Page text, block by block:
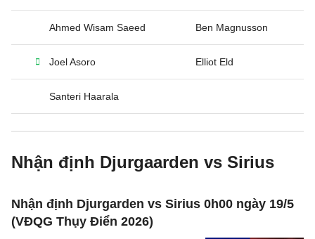
Ahmed Wisam Saeed Ben Magnusson
Joel Asoro Elliot Eld
Santeri Haarala
Nhận định Djurgaarden vs Sirius
Nhận định Djurgarden vs Sirius 0h00 ngày 19/5
(VĐQG Thụy Điển 2026)